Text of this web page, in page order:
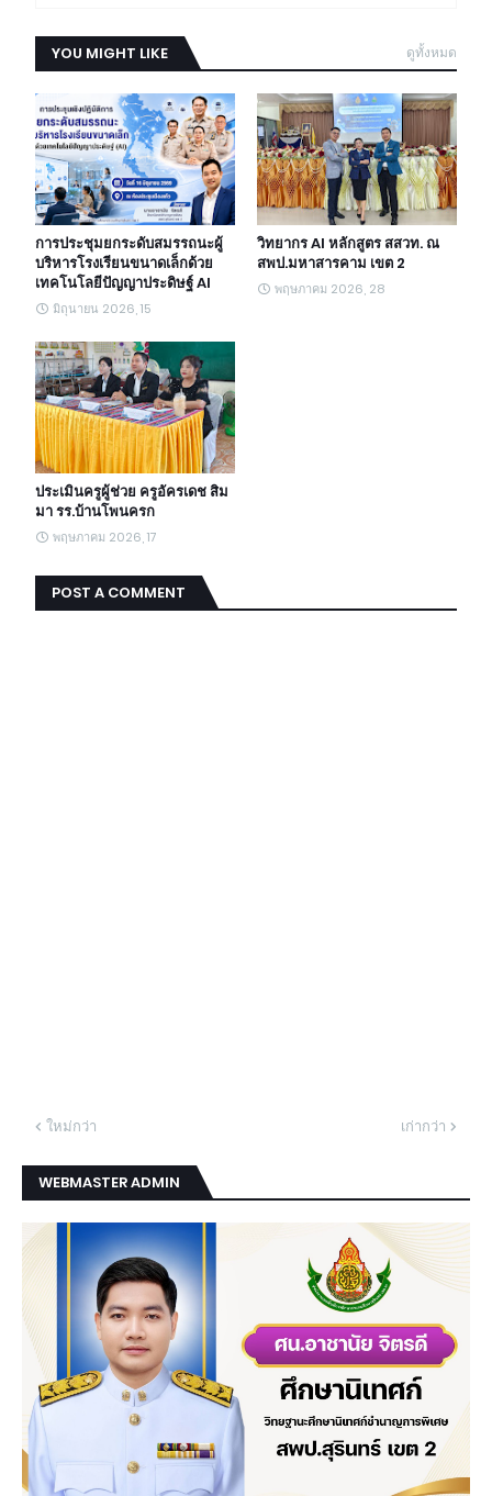
YOU MIGHT LIKE ดูทั้งหมด
การประชุมยกระดับสมรรถนะผู้
บริหารโรงเรียนขนาดเล็กด้วย
เทคโนโลยีปัญญาประดิษฐ์ AI
มิถุนายน 2026, 15
วิทยากร AI หลักสูตร สสวท. ณ
สพป.มหาสารคาม เขต 2
พฤษภาคม 2026, 28
ประเมินครูผู้ช่วย ครูอัครเดช สิม
มา รร.บ้านโพนครก
พฤษภาคม 2026, 17
POST A COMMENT
ใหม่กว่า เก่ากว่า
WEBMASTER ADMIN